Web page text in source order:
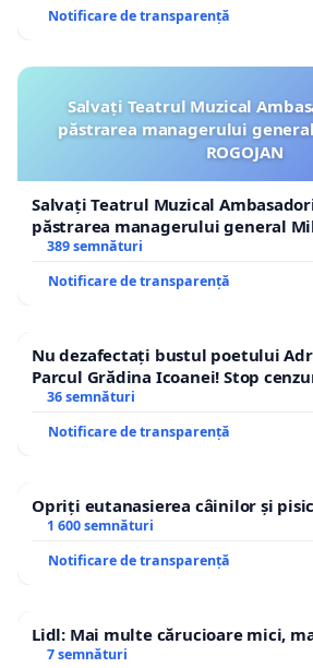
Notificare de transparență
Salvați Teatrul Muzical
păstrarea managerului
ROGOJAN
Salvați Teatrul Muzical
păstrarea managerului general
ROGOJAN
389 semnături
Notificare de transparență
Nu dezafectați bustul poetului
Parcul Grădina Icoanei! Stop
36 semnături
Notificare de transparență
Opriți eutanasierea câinilor și
1 600 semnături
Notificare de transparență
Lidl: Mai multe cărucioare mici,
7 semnături